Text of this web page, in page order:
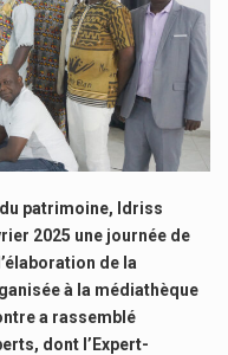
patrimoine, Idriss
2025 une journée de
de la
à la médiathèque
a rassemblé
dont l’Expert-